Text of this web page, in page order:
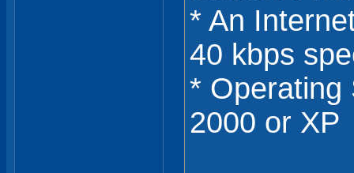
* An
40 kbps
* Operating
2000 or XP